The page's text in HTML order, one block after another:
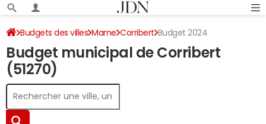
Budgets des villes Marne Corribert Budget 2024
Budget municipal de Corribert
(51270)